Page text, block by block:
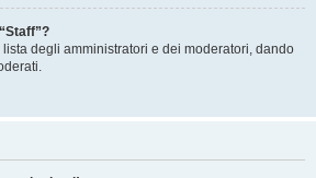
degli amministratori e dei moderatori, dando